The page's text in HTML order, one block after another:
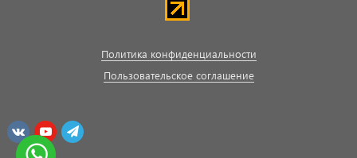
Политика конфиденциальности
Пользовательское соглашение